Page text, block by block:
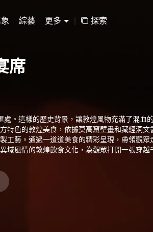
綜藝 更多 | 探索
席
。這樣的歷史背景，讓敦煌風物充滿了混血
特色的敦煌美食，依據莫高窟壁畫和藏經洞
工藝。通過一道道美食的精彩呈現，帶領觀
域風情的敦煌飲食文化，為觀眾打開一張穿